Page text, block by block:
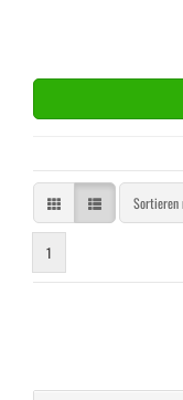
Sortieren
Sortieren
1